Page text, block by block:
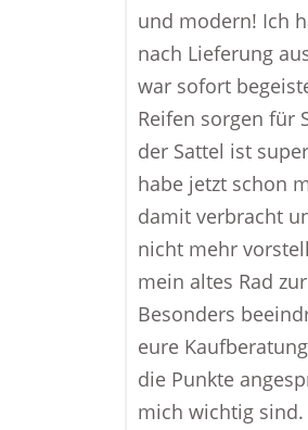
und modern! Ich
nach Lieferung
war sofort
Reifen sorgen für
der Sattel ist
habe jetzt schon
damit verbracht
nicht mehr
mein altes Rad
Besonders
eure
die Punkte
mich wichtig